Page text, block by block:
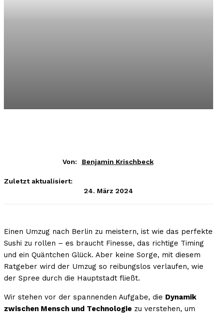
Von: Benjamin Krischbeck
Zuletzt aktualisiert:
24. März 2024
Einen Umzug nach Berlin zu meistern, ist wie das perfekte
Sushi zu rollen – es braucht Finesse, das richtige Timing
und ein Quäntchen Glück. Aber keine Sorge, mit diesem
Ratgeber wird der Umzug so reibungslos verlaufen, wie
der Spree durch die Hauptstadt fließt.
Wir stehen vor der spannenden Aufgabe, die Dynamik
zwischen Mensch und Technologie zu verstehen, um